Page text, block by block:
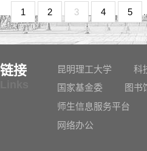
1 2 3 4 5
链接 昆明理工大学
科
国家基金委
图书
师生信息服务平台
网络办公